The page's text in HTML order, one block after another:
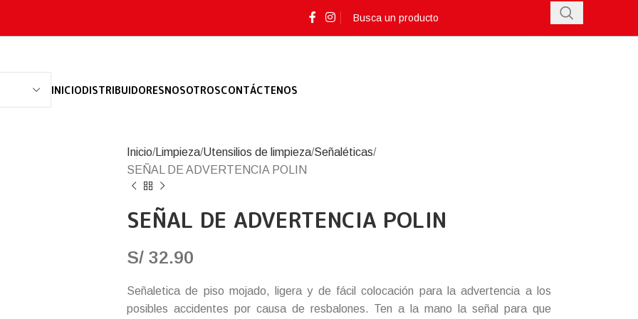
INICIODISTRIBUIDORESNOSOTROSCONTÁCTENOS
Inicio Limpieza Utensilios de limpieza Señaléticas
SEÑAL DE ADVERTENCIA POLIN
SEÑAL DE ADVERTENCIA POLIN
S/32.90
Señaletica de piso mojado, ligera y de fácil colocación para la advertencia a los
posibles accidentes por causa de resbalones. Ten a la mano la señal para que